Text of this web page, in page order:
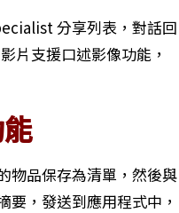
分享列表，對話回
片支援口述影像功能，
物品保存為清單，然後與
，發送到應用程式中，